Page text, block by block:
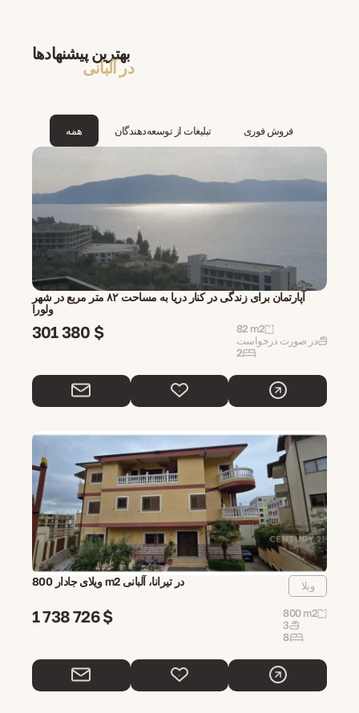
بهترین پیشنهادها
در آلبانی
همه تبلیغات از توسعه‌دهندگان فروش فوری
آپارتمان برای زندگی در کنار دریا به مساحت ۸۲ متر مربع در شهر
ولورا
301 380 $
82 m2
در صورت درخواست
2
ویلای جادار 800 m2 در تیرانا، آلبانی ویلا
1 738 726 $
800 m2
3
8